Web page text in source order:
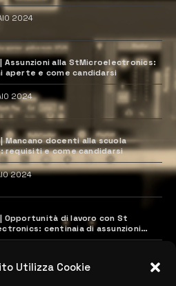
Utilizza Cookie
2024
Assunzioni alla StMicroelectronics:
aperte e come candidarsi
2024
Mancano docenti alla scuola
requisiti e come candidarsi
2024
Opportunità di lavoro con St
centinaia di assunzioni